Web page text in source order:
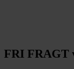
FRI FRAGT